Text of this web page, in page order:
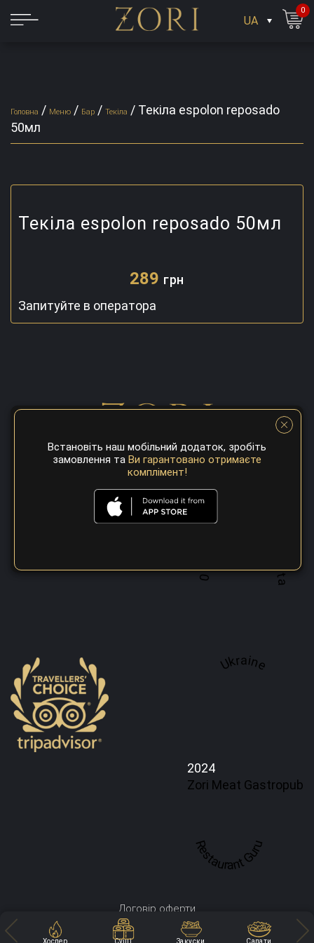
UA
0
Головна / Меню / Бар / Текіла / Текіла espolon reposado
50мл
Текіла espolon reposado 50мл
289 грн
Запитуйте в оператора
Хоспер Суші Закуски Салати
A top 100 best steaks restaurant in
Ukraine
2024
Zori Meat Gastropub
Restaurant Guru
Договір оферти
Політика конфіденційності
Встановіть наш мобільний додаток, зробіть
замовлення та Ви гарантовано отримаєте
комплімент!